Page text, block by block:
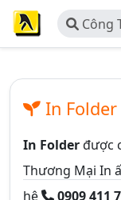
Công
Bao Bì
In Folder
In Folderđược
Thương Mại In
hệ
0909 411